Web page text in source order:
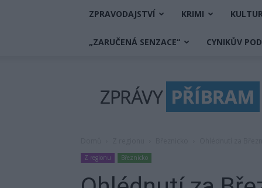
ZPRAVODAJSTVÍ KRIMI
„ZARUČENÁ SENZACE“ CYNIKŮV
Příbram
Z regionu Březnicko